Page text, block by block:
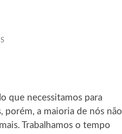
que necessitamos para
porém, a maioria de nós não
Trabalhamos o tempo